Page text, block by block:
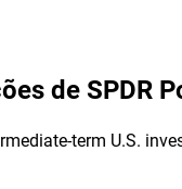
de SPDR
term U.S.